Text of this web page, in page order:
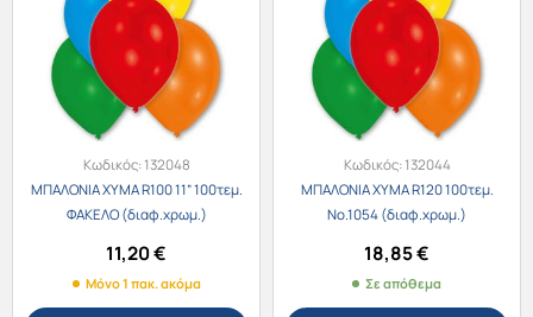
Κωδικός:132048
ΜΠΑΛΟΝΙΑ ΧΥΜΑ R100 11” 100τεμ.
ΦΑΚΕΛΟ (διαφ.χρωμ.)
11,20€
Μόνο 1 πακ. ακόμα
Κωδικός:132044
ΜΠΑΛΟΝΙΑ ΧΥΜΑ R120 100τεμ.
No.1054 (διαφ.χρωμ.)
18,85€
Σε απόθεμα